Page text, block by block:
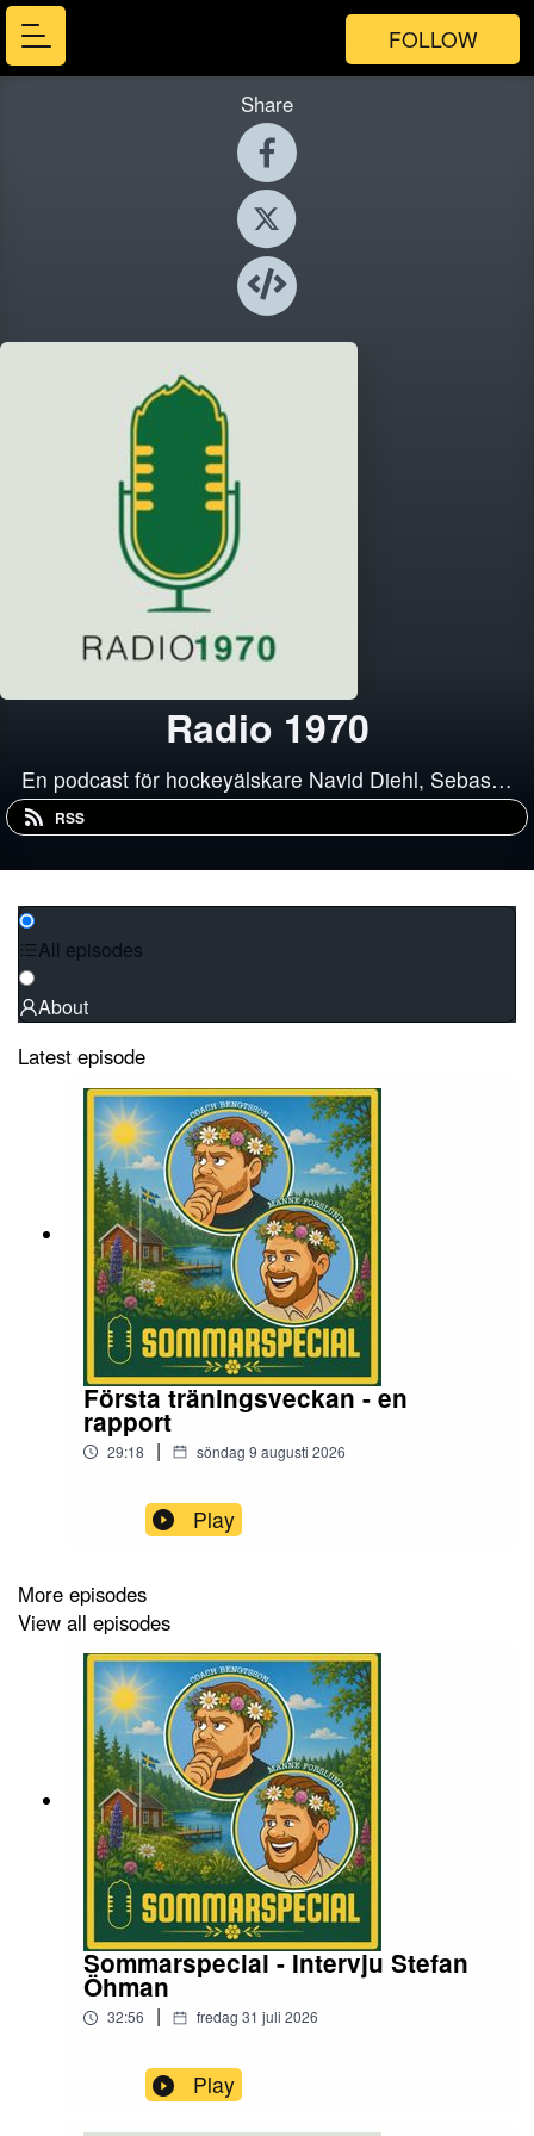
FOLLOW
Share
Radio 1970
En podcast för hockeyälskare Navid Diehl, Sebas…
RSS
All episodes
About
Latest episode
Första träningsveckan - en
rapport
29:18 | söndag 9 augusti 2026
Play
More episodes
View all episodes
Sommarspecial - Intervju Stefan
Öhman
32:56 | fredag 31 juli 2026
Play